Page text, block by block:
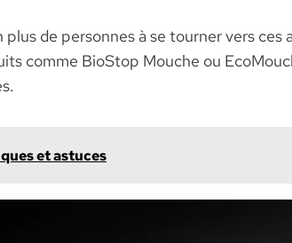
de personnes à se tourner vers
comme BioStop Mouche ou
et astuces